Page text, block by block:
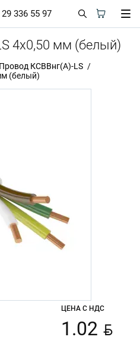
336 55 97
4х0,50 мм (белый)
Провод КСВВнг(А)-LS
(белый)
ЦЕНА С НДС
1.02 BYN